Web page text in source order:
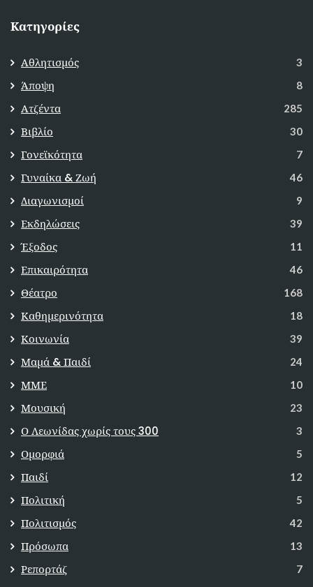
Κατηγορίες
Αθλητισμός 3
Άποψη 8
Ατζέντα 285
Βιβλίο 30
Γονεϊκότητα 7
Γυναίκα & Ζωή 46
Διαγωνισμοί 9
Εκδηλώσεις 39
Έξοδος 11
Επικαιρότητα 46
Θέατρο 168
Καθημερινότητα 18
Κοινωνία 39
Μαμά & Παιδί 24
ΜΜΕ 10
Μουσική 23
Ο Λεωνίδας χωρίς τους 300 3
Ομορφιά 5
Παιδί 12
Πολιτική 5
Πολιτισμός 42
Πρόσωπα 13
Ρεπορτάζ 7